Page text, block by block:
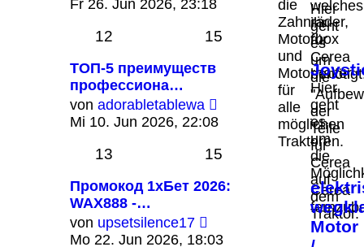
die
Zahnräder,
Motorbox
und
Motorhalter
für
alle
möglichen
Traktoren.
welches
ihr
für
Cerea
Fr 26. Jun 2026, 23:18
Hier
geht
es
um
die
der
Teile
für
Cerea
auf
dem
Traktor.
12 15
ТОП-5 преимуществ
профессиона…
von adorabletablewa
Beitrag
Mi 10. Jun 2026, 22:08
Hier
geht
es
um
die
Cerea
13 15
Промокод 1хБет 2026:
WAX888 -…
von upsetsilence17
Beitrag
Mo 22. Jun 2026, 18:03
Motor